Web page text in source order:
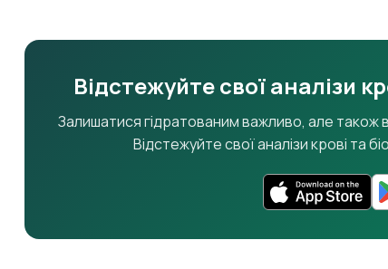
Відстежуйте свої аналізи
Залишатися гідратованим важливо, але також
Відстежуйте свої аналізи крові та